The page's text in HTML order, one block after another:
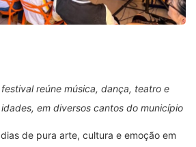
reúne música, dança, teatro e
em diversos cantos do município
de pura arte, cultura e emoção em